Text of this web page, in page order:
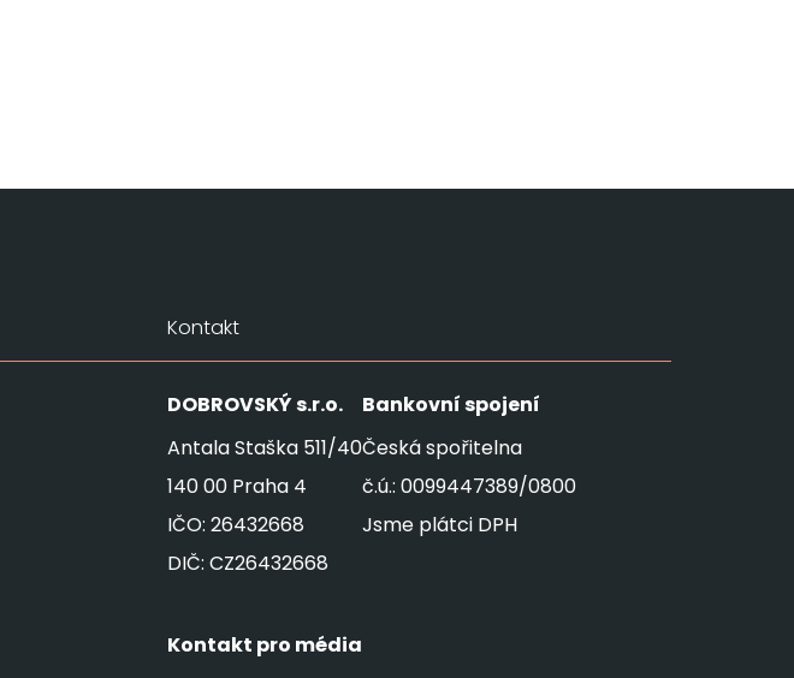
Kontakt
DOBROVSKÝs.r.o.
Antala Staška 511/40
140 00 Praha 4
IČO: 26432668
DIČ: CZ26432668
Bankovní spojení
Česká spořitelna
č.ú.: 0099447389/0800
Jsme plátci DPH
Kontakt pro média